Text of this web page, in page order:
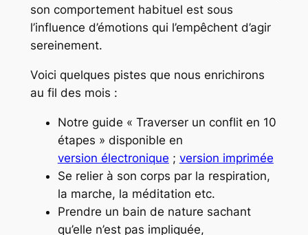
son comportement habituel est sous
l’influence d’émotions qui l’empêchent d’agir
sereinement.
Voici quelques pistes que nous enrichirons
au fil des mois :
Notre guide « Traverser un conflit en 10
étapes » disponible en
version électronique ; version imprimée
Se relier à son corps par la respiration,
la marche, la méditation etc.
Prendre un bain de nature sachant
qu’elle n’est pas impliquée,